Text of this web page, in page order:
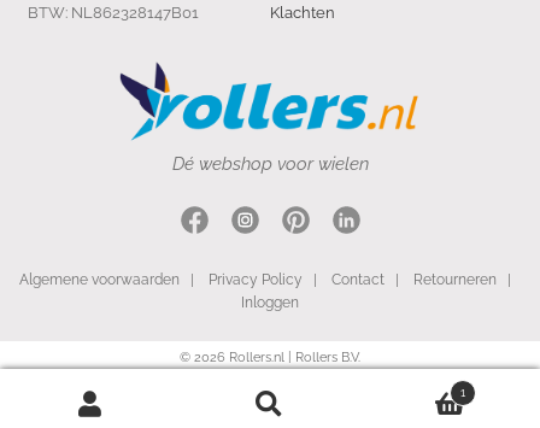
Klachten
BTW: NL862328147B01
1
Dé webshop voor wielen
Algemene voorwaarden Privacy Policy Contact| Retourneren
Inloggen
© 2026 Rollers.nl | Rollers B.V.